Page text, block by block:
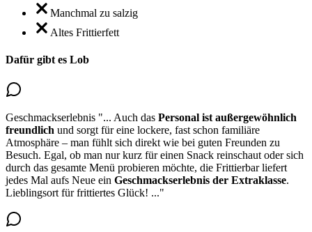
Manchmal zu salzig
Altes Frittierfett
Dafür gibt es Lob
Geschmackserlebnis "... Auch das Personal ist außergewöhnlich
freundlich und sorgt für eine lockere, fast schon familiäre
Atmosphäre – man fühlt sich direkt wie bei guten Freunden zu
Besuch. Egal, ob man nur kurz für einen Snack reinschaut oder sich
durch das gesamte Menü probieren möchte, die Frittierbar liefert
jedes Mal aufs Neue ein Geschmackserlebnis der Extraklasse.
Lieblingsort für frittiertes Glück! ..."